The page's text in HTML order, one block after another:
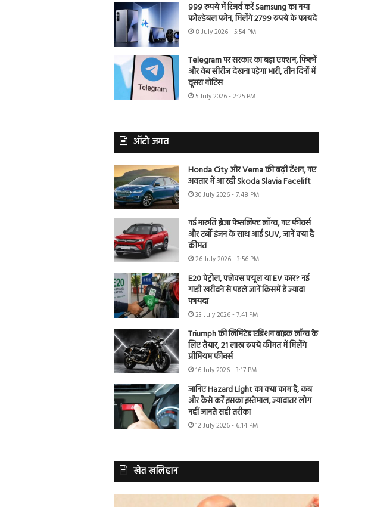
999 रुपये में रिजर्व करें Samsung का नया
फोल्डेबल फोन, मिलेंगे 2799 रुपये के फायदे
8 July 2026 - 5:54 PM
Telegram पर सरकार का बड़ा एक्शन, फिल्में
और वेब सीरीज देखना पड़ेगा भारी, तीन दिनों में
दूसरा नोटिस
5 July 2026 - 2:25 PM
ऑटो जगत
Honda City और Verna की बढ़ी टेंशन, नए
अवतार में आ रही Skoda Slavia Facelift
30 July 2026 - 7:48 PM
नई मारुति ब्रेजा फेसलिफ्ट लॉन्च, नए फीचर्स
और टर्बो इंजन के साथ आई SUV, जानें क्या है
कीमत
26 July 2026 - 3:56 PM
E20 पेट्रोल, फ्लेक्स फ्यूल या EV कार? नई
गाड़ी खरीदने से पहले जानें किसमें है ज्यादा
फायदा
23 July 2026 - 7:41 PM
Triumph की लिमिटेड एडिशन बाइक लॉन्च के
लिए तैयार, 21 लाख रुपये कीमत में मिलेंगे
प्रीमियम फीचर्स
16 July 2026 - 3:17 PM
जानिए Hazard Light का क्या काम है, कब
और कैसे करें इसका इस्तेमाल, ज्यादातर लोग
नहीं जानते सही तरीका
12 July 2026 - 6:14 PM
खेत खलिहान